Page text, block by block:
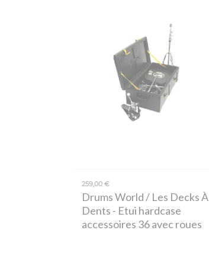
259,00 €
Drums World / Les Decks À
Dents - Etui hardcase
accessoires 36 avec roues